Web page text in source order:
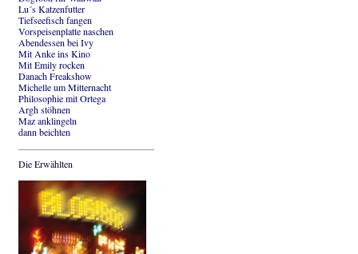
Lu´s Katzenfutter
Tiefseefisch fangen
Vorspeisenplatte naschen
Abendessen bei Ivy
Mit Anke ins Kino
Mit Emily rocken
Danach Freakshow
Michelle um Mitternacht
Philosophie mit Ortega
Argh stöhnen
Maz anklingeln
dann beichten
Die Erwählten